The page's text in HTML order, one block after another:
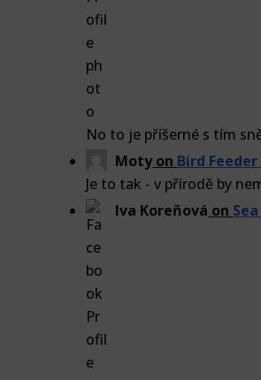
No to je příšerné s tím
Motyon Bird
Je to tak - v přírodě by
Iva Koreňová on